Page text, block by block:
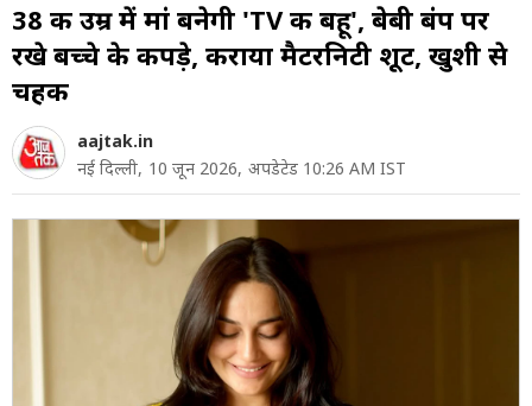
38 की उम्र में मां बनेगी 'TV की बहू', बेबी बंप पर
रखे बच्चे के कपड़े, कराया मैटरनिटी शूट, खुशी से
चहकी
aajtak.in
नई दिल्ली, 10 जून 2026, अपडेटेड 10:26 AM IST